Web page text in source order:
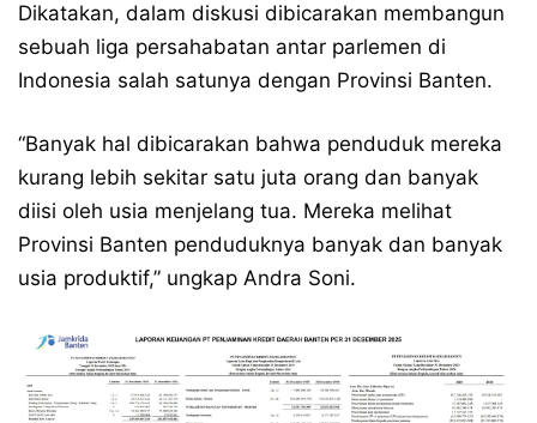
Dikatakan, dalam diskusi dibicarakan membangun
sebuah liga persahabatan antar parlemen di
Indonesia salah satunya dengan Provinsi Banten.
“Banyak hal dibicarakan bahwa penduduk mereka
kurang lebih sekitar satu juta orang dan banyak
diisi oleh usia menjelang tua. Mereka melihat
Provinsi Banten penduduknya banyak dan banyak
usia produktif,” ungkap Andra Soni.